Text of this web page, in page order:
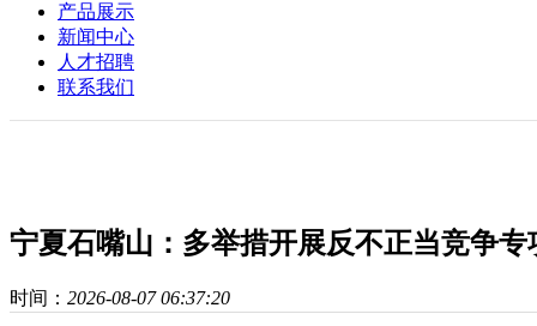
产品展示
新闻中心
人才招聘
联系我们
宁夏石嘴山：多举措开展反不正当竞争专
时间： 2026-08-07 06:37:20